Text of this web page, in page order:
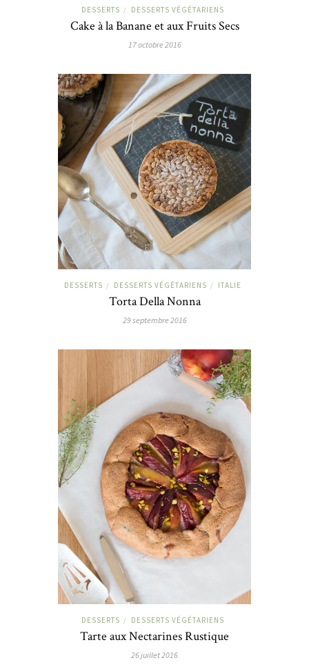
DESSERTS / DESSERTS VÉGÉTARIENS
Cake à la Banane et aux Fruits Secs
17 octobre 2016
DESSERTS / DESSERTS VÉGÉTARIENS / ITALIE
Torta Della Nonna
29 septembre 2016
DESSERTS / DESSERTS VÉGÉTARIENS
Tarte aux Nectarines Rustique
26 juillet 2016